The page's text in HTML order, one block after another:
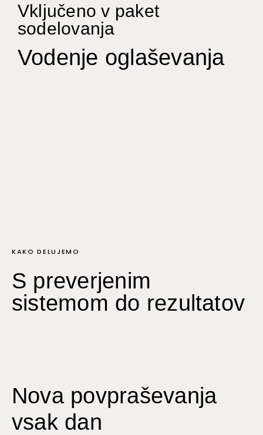
Vključeno v paket
sodelovanja
Vodenje oglaševanja
KAKO DELUJEMO
S preverjenim
sistemom do rezultatov
Nova povpraševanja
vsak dan